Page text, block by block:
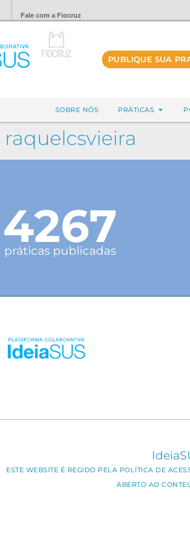
Fale com a Fiocruz
PUBLIQUE SUA
SOBRE NÓS PRÁTICAS
raquelcsvieira
4267
práticas publicadas
ESTE WEBSITE É REGIDO PELA POLÍTICA DE
ABERTO AO